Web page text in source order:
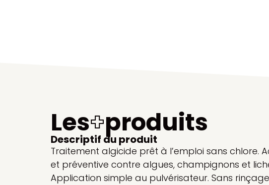
Les+produits
Descriptif du produit
Traitement algicide prêt à l’emploi sans chlore.
et préventive contre algues, champignons et
Application simple au pulvérisateur. Sans